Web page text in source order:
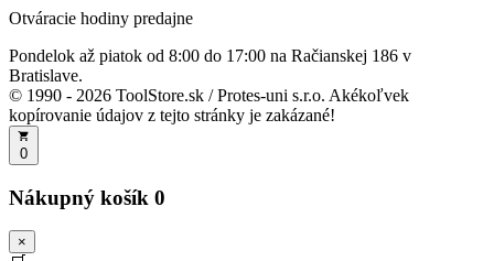
Otváracie hodiny predajne
Pondelok až piatok od 8:00 do 17:00 na Račianskej 186 v
Bratislave.
© 1990 - 2026 ToolStore.sk / Protes-uni s.r.o. Akékoľvek
kopírovanie údajov z tejto stránky je zakázané!
0
Nákupný košík 0
×